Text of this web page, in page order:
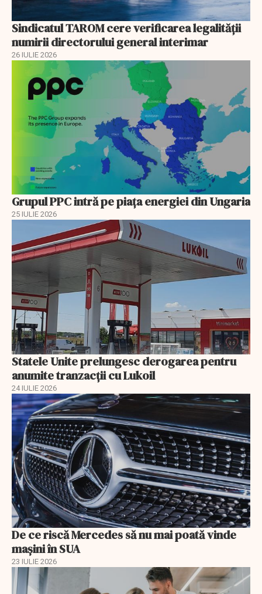
Sindicatul TAROM cere verificarea legalității
numirii directorului general interimar
26 IULIE 2026
Grupul PPC intră pe piața energiei din Ungaria
25 IULIE 2026
Statele Unite prelungesc derogarea pentru
anumite tranzacții cu Lukoil
24 IULIE 2026
De ce riscă Mercedes să nu mai poată vinde
mașini în SUA
23 IULIE 2026